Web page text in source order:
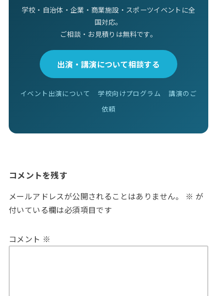
学校・自治体・企業・商業施設・スポーツイベントに全
国対応。
ご相談・お見積りは無料です。
出演・講演について相談する
イベント出演について 学校向けプログラム
講演のご
依頼
コメントを残す
メールアドレスが公開されることはありません。 ※ が
付いている欄は必須項目です
コメント ※